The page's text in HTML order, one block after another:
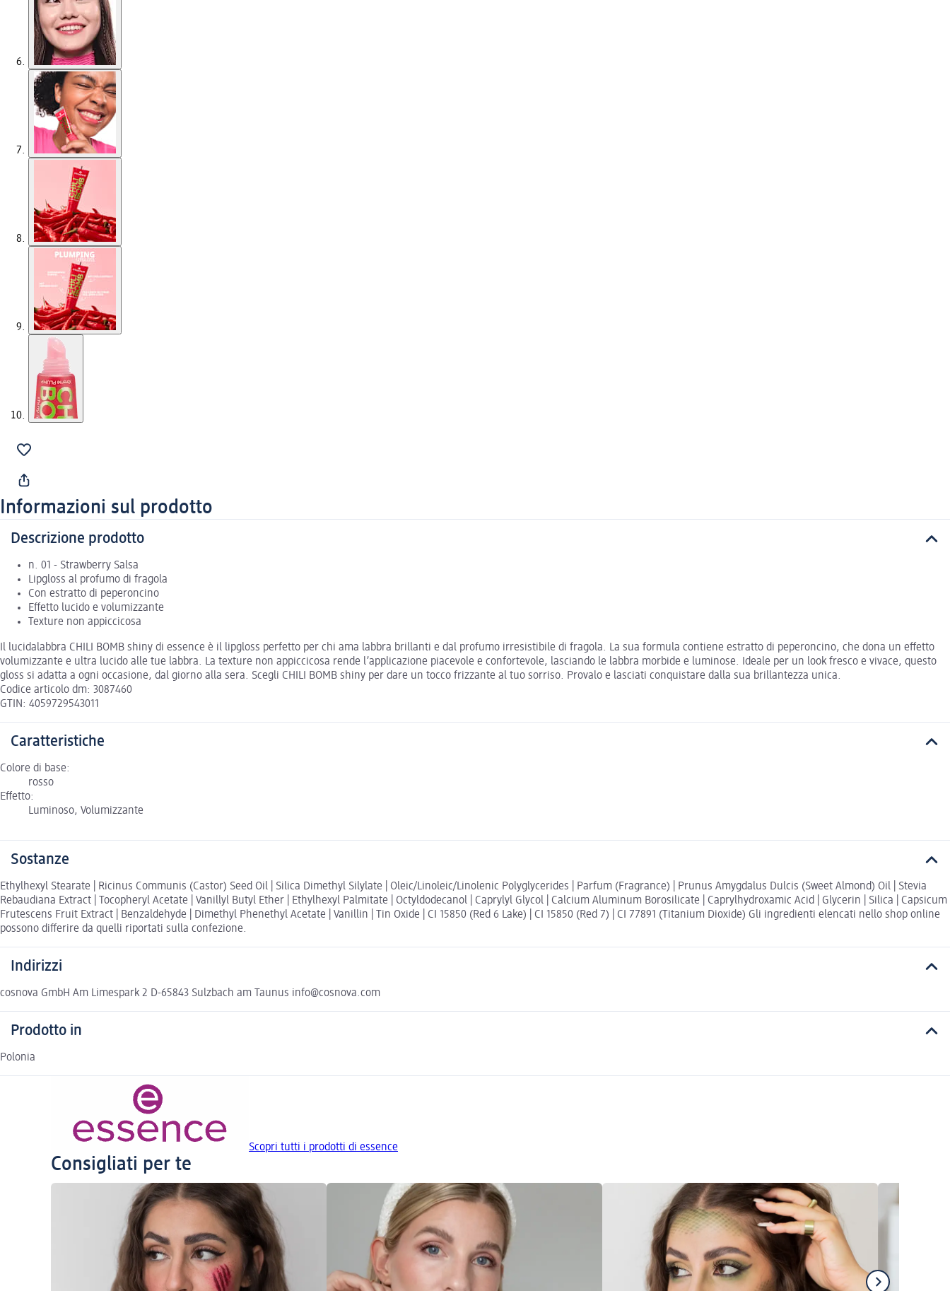
Informazioni sul prodotto
Descrizione prodotto
n. 01 - Strawberry Salsa
Lipgloss al profumo di fragola
Con estratto di peperoncino
Effetto lucido e volumizzante
Texture non appiccicosa
Il lucidalabbra CHILI BOMB shiny di essence è il lipgloss perfetto per chi ama labbra brillanti e dal profumo irresistibile di fragola. La sua formula contiene estratto di peperoncino, che dona un effetto
volumizzante e ultra lucido alle tue labbra. La texture non appiccicosa rende l’applicazione piacevole e confortevole, lasciando le labbra morbide e luminose. Ideale per un look fresco e vivace, questo
gloss si adatta a ogni occasione, dal giorno alla sera. Scegli CHILI BOMB shiny per dare un tocco frizzante al tuo sorriso. Provalo e lasciati conquistare dalla sua brillantezza unica.
Codice articolo dm: 3087460
GTIN: 4059729543011
Caratteristiche
Colore di base:
rosso
Effetto:
Luminoso, Volumizzante
Sostanze
Ethylhexyl Stearate | Ricinus Communis (Castor) Seed Oil | Silica Dimethyl Silylate | Oleic/Linoleic/Linolenic Polyglycerides | Parfum (Fragrance) | Prunus Amygdalus Dulcis (Sweet Almond) Oil | Stevia
Rebaudiana Extract | Tocopheryl Acetate | Vanillyl Butyl Ether | Ethylhexyl Palmitate | Octyldodecanol | Caprylyl Glycol | Calcium Aluminum Borosilicate | Caprylhydroxamic Acid | Glycerin | Silica | Capsicum
Frutescens Fruit Extract | Benzaldehyde | Dimethyl Phenethyl Acetate | Vanillin | Tin Oxide | CI 15850 (Red 6 Lake) | CI 15850 (Red 7) | CI 77891 (Titanium Dioxide) Gli ingredienti elencati nello shop online
possono differire da quelli riportati sulla confezione.
Indirizzi
cosnova GmbH Am Limespark 2 D-65843 Sulzbach am Taunus info@cosnova.com
Prodotto in
Polonia
Scopri tutti i prodotti di essence
Consigliati per te